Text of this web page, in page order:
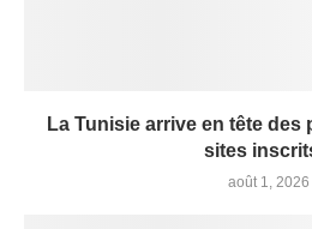
La Tunisie arrive en tête des
sites
août 1, 2026